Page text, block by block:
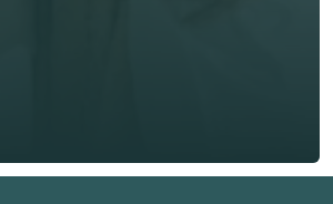
devis gratuit